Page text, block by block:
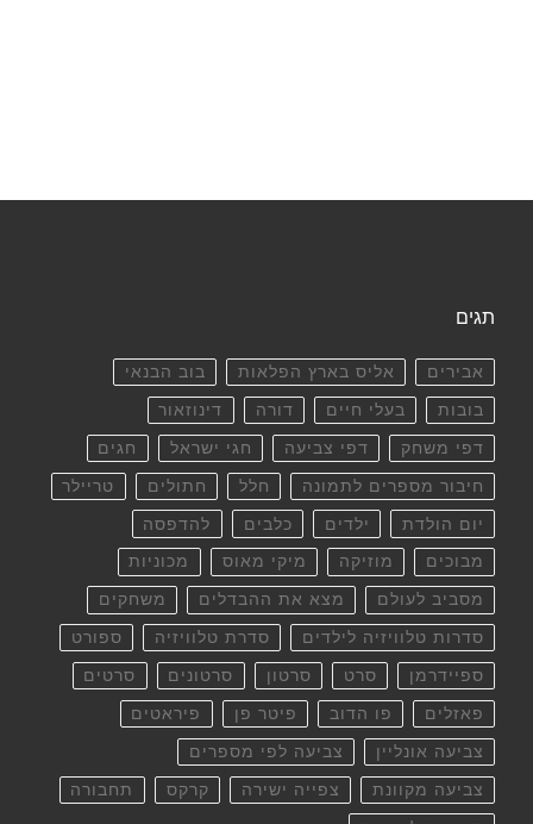
תגים
אבירים אליס בארץ הפלאות בוב הבנאי
בובות בעלי חיים דורה דינוזאור
דפי משחק דפי צביעה חגי ישראל חגים
חיבור מספרים לתמונה חלל חתולים טריילר
יום הולדת ילדים כלבים להדפסה
מבוכים מוזיקה מיקי מאוס מכוניות
מסביב לעולם מצא את ההבדלים משחקים
סדרות טלוויזיה לילדים סדרת טלוויזיה ספורט
ספיידרמן סרט סרטון סרטונים סרטים
פאזלים פו הדוב פיטר פן פיראטים
צביעה אונליין צביעה לפי מספרים
צביעה מקוונת צפייה ישירה קרקס תחבורה